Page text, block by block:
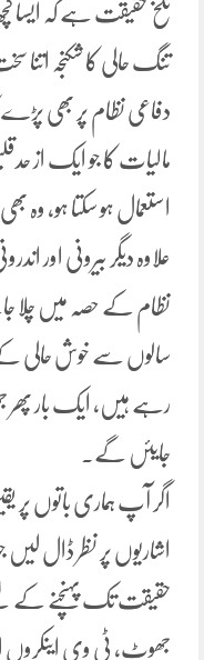
تلخ حقیقت ہے کہ ایسا
تنگ حالی کا شکنجہ اتنا
دفاعی نظام پر بھی پڑے
مالیات کا جو ایک از
استعمال ہو سکتا ہو،
علاوہ دیگر بیرونی اور
نظام کے حصہ میں چلا
سالوں سے خوش حالی کے
رہے ہیں، ایک بار پھر
جایئں گے۔
اگر آپ ہماری باتوں پر
اشاریوں پر نظر ڈال
حقیقت تک پہنچنے کے
جھوٹ، ٹی وی اینکروں